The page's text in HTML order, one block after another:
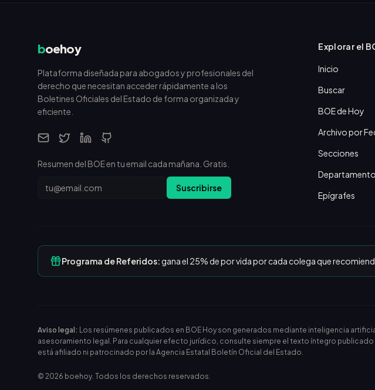
boehoy
Plataforma diseñada para abogados y profesionales del
derecho que necesitan acceder rápidamente a los
Boletines Oficiales del Estado de forma organizada y
eficiente.
Resumen del BOE en tu email cada mañana. Gratis.
Email Suscribirse
Explorar el
Inicio
Buscar
BOE de Hoy
Archivo por
Secciones
Epígrafes
Programa de Referidos:gana el 25% de por vida por cada colega que
Aviso legal: Los resúmenes publicados en BOE Hoy son generados mediante inteligencia
asesoramiento legal. Para cualquier efecto jurídico, consulte siempre el texto íntegro publicado
está afiliado ni patrocinado por la Agencia Estatal Boletín Oficial del Estado.
© 2026 boehoy. Todos los derechos reservados.